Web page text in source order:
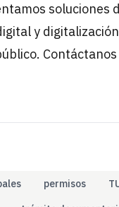
soluciones
y
Contáctanos
permisos